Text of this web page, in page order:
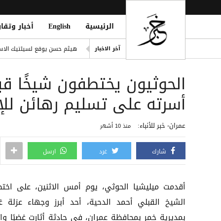
الرئيسية English أخبار
آخر الاخبار
هيثم حسن يوقع لسيلتيك
Against Houthi Attacks
الفرقة الثالثة في قوات
اليونان تنقذ عشرات
الحوثيون يختطفون شيخًا
أسرته على تسليم رهائن
عمران- خبر للأنباء: منذ 10 أشهر
شارك غرد ارسل
أقدمت ميليشيا الحوثي، يوم أمس الاثنين، على
الشيخ القبلي أحمد الدحية، أحد أبرز وجهاء
بمديرية خمر بمحافظة عمران، في حادثة أثارت غضبًا